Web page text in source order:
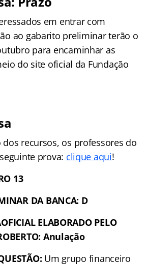
em entrar com
ao gabarito preliminar terão o
para encaminhar as
do site oficial da Fundação
dos recursos, os professores do
prova: clique aqui!
13
DA BANCA: D
ELABORADO PELO
Anulação
Um grupo financeiro